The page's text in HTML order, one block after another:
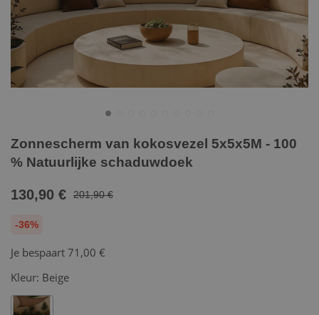
Zonnescherm van kokosvezel 5x5x5M - 100
% Natuurlijke schaduwdoek
130,90 € 201,90 €
-36%
Je bespaart 71,00 €
Kleur: Beige